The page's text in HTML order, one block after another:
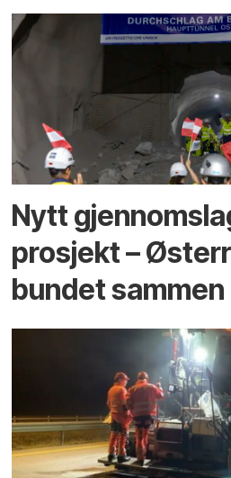
Nytt
prosjekt –
bundet sammen